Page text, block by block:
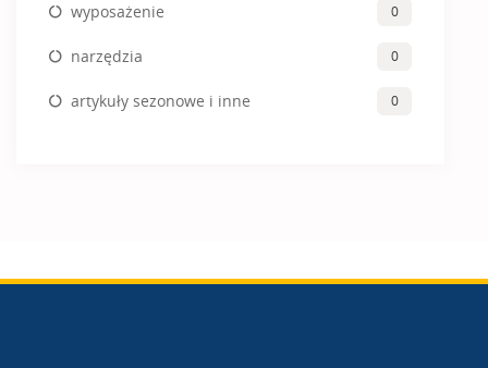
wyposażenie 0
narzędzia 0
artykuły sezonowe i inne 0